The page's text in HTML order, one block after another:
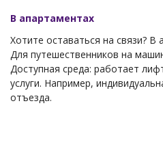
В апартаментах
Хотите оставаться на связи? В
Для путешественников на
Доступная среда: работает
услуги. Например,
отъезда.